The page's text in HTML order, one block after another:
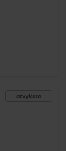
atvyksta